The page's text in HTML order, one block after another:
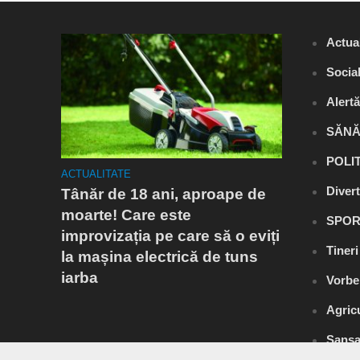
ACTUALITATE
Tânăr de 18 ani, aproape de
moarte! Care este
improvizația pe care să o eviți
la mașina electrică de tuns
iarba
DIICOT
Social